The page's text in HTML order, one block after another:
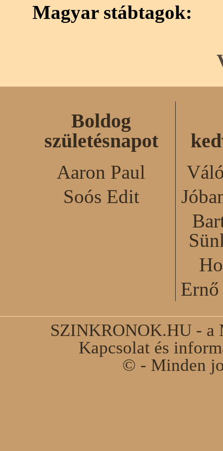
Magyar stábtagok:
Boldog
születésnapot
Aaron Paul
Soós Edit
SZINKRONOK.HU - a
Kapcsolat és
© - Minden